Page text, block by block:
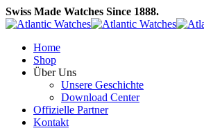
Swiss Made Watches Since 1888.
Home
Shop
Über Uns
Unsere Geschichte
Download Center
Offizielle Partner
Kontakt